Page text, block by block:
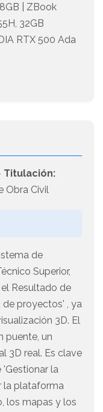
| ZBook
32GB
RTX 500 Ada
Titulación:
Obra Civil
de
Superior,
Resultado de
de proyectos' , ya
3D. El
puente, un
3D real. Es clave
'Gestionar la
la plataforma
los mapas y los